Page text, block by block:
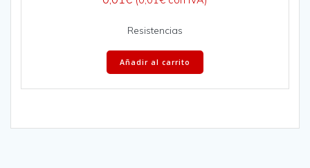
Resistencias
Añadir al carrito